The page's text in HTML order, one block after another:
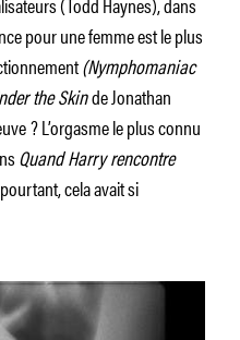
pour une femme est le plus
(Nymphomaniac
the Skinde Jonathan
? L’orgasme le plus connu
Quand Harry rencontre
cela avait si